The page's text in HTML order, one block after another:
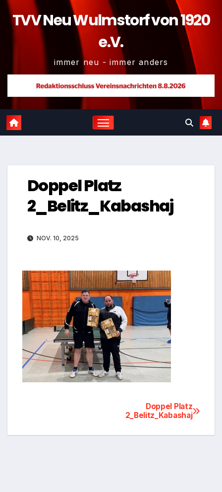
TVV Neu Wulmstorf von 1920
e.V.
immer neu - immer anders
Doppel Platz
2_Belitz_Kabashaj
NOV. 10, 2025
BeitragsnavigationDoppel Platz
2_Belitz_Kabashaj